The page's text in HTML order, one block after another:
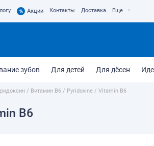
% Акции Контакты Доставка Еще
зубов Для детей Для дёсен
/ Витамин B6 / Pyridoxine / Vitamin B6
B6